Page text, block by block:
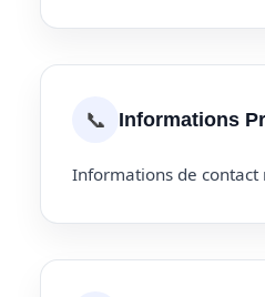
📞 Informations
Informations de contact